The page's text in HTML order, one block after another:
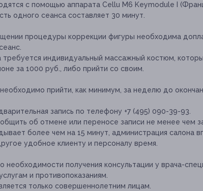
с помощью аппарата Cellu M6 Keymodule I
одного сеанса составляет 30 минут.
процедуры коррекции фигуры необходима
требуется индивидуальный массажный костюм,
за 1000 руб., либо прийти со своим.
прийти, как минимум, за неделю до
запись по телефону +7 (495) 090-39-93.
об отмене или переносе записи не менее чем за
более чем на 15 минут, администрация салона
удобное клиенту и персоналу время.
получения консультации у врача-
и противопоказаниям.
только совершеннолетним лицам.